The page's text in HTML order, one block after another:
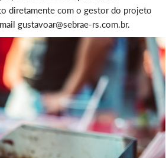
diretamente com o gestor do projeto
gustavoar@sebrae-rs.com.br.